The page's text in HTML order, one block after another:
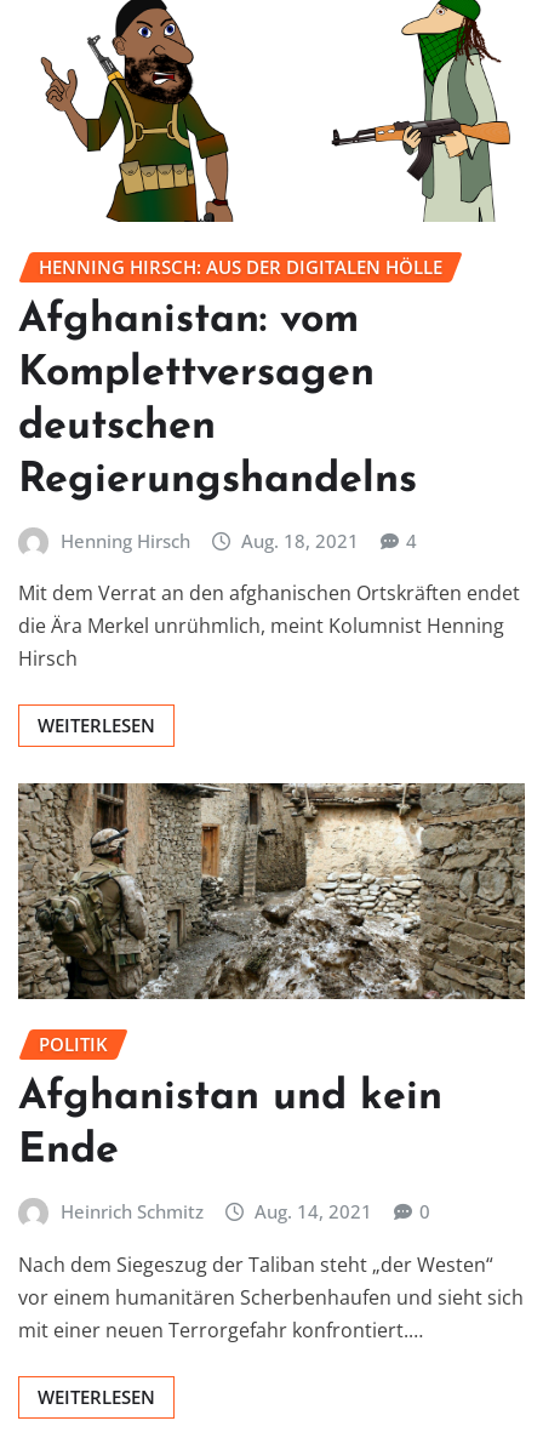
HENNING HIRSCH: AUS DER DIGITALEN HÖLLE
Afghanistan: vom
Komplettversagen
deutschen
Regierungshandelns
Henning Hirsch Aug. 18, 2021 4
Mit dem Verrat an den afghanischen Ortskräften endet
die Ära Merkel unrühmlich, meint Kolumnist Henning
Hirsch
WEITERLESEN
POLITIK
Afghanistan und kein
Ende
Heinrich Schmitz Aug. 14, 2021 0
Nach dem Siegeszug der Taliban steht „der Westen“
vor einem humanitären Scherbenhaufen und sieht sich
mit einer neuen Terrorgefahr konfrontiert.…
WEITERLESEN